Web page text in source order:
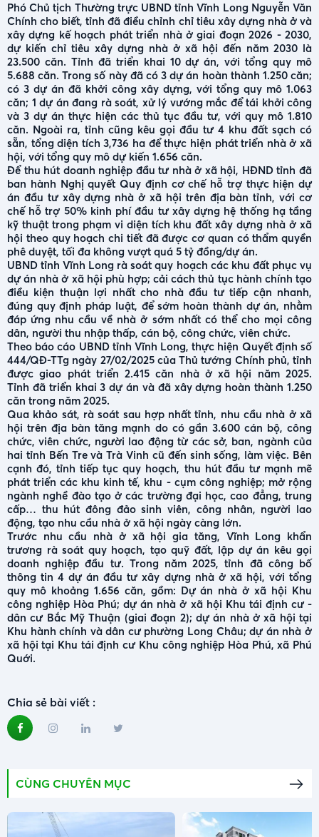
Phó Chủ tịch Thường trực UBND tỉnh Vĩnh Long Nguyễn Văn
Chính cho biết, tỉnh đã điều chỉnh chỉ tiêu xây dựng nhà ở và
xây dựng kế hoạch phát triển nhà ở giai đoạn 2026 - 2030,
dự kiến chỉ tiêu xây dựng nhà ở xã hội đến năm 2030 là
23.500 căn. Tỉnh đã triển khai 10 dự án, với tổng quy mô
5.688 căn. Trong số này đã có 3 dự án hoàn thành 1.250 căn;
có 3 dự án đã khởi công xây dựng, với tổng quy mô 1.063
căn; 1 dự án đang rà soát, xử lý vướng mắc để tái khởi công
và 3 dự án thực hiện các thủ tục đầu tư, với quy mô 1.810
căn. Ngoài ra, tỉnh cũng kêu gọi đầu tư 4 khu đất sạch có
sẵn, tổng diện tích 3,736 ha để thực hiện phát triển nhà ở xã
hội, với tổng quy mô dự kiến 1.656 căn.
Để thu hút doanh nghiệp đầu tư nhà ở xã hội, HĐND tỉnh đã
ban hành Nghị quyết Quy định cơ chế hỗ trợ thực hiện dự
án đầu tư xây dựng nhà ở xã hội trên địa bàn tỉnh, với cơ
chế hỗ trợ 50% kinh phí đầu tư xây dựng hệ thống hạ tầng
kỹ thuật trong phạm vi diện tích khu đất xây dựng nhà ở xã
hội theo quy hoạch chi tiết đã được cơ quan có thẩm quyền
phê duyệt, tối đa không vượt quá 5 tỷ đồng/dự án.
UBND tỉnh Vĩnh Long rà soát quy hoạch các khu đất phục vụ
dự án nhà ở xã hội phù hợp; cải cách thủ tục hành chính tạo
điều kiện thuận lợi nhất cho nhà đầu tư tiếp cận nhanh,
đúng quy định pháp luật, để sớm hoàn thành dự án, nhằm
đáp ứng nhu cầu về nhà ở sớm nhất có thể cho mọi công
dân, người thu nhập thấp, cán bộ, công chức, viên chức.
Theo báo cáo UBND tỉnh Vĩnh Long, thực hiện Quyết định số
444/QĐ-TTg ngày 27/02/2025 của Thủ tướng Chính phủ, tỉnh
được giao phát triển 2.415 căn nhà ở xã hội năm 2025.
Tỉnh đã triển khai 3 dự án và đã xây dựng hoàn thành 1.250
căn trong năm 2025.
Qua khảo sát, rà soát sau hợp nhất tỉnh, nhu cầu nhà ở xã
hội trên địa bàn tăng mạnh do có gần 3.600 cán bộ, công
chức, viên chức, người lao động từ các sở, ban, ngành của
hai tỉnh Bến Tre và Trà Vinh cũ đến sinh sống, làm việc. Bên
cạnh đó, tỉnh tiếp tục quy hoạch, thu hút đầu tư mạnh mẽ
phát triển các khu kinh tế, khu - cụm công nghiệp; mở rộng
ngành nghề đào tạo ở các trường đại học, cao đẳng, trung
cấp… thu hút đông đảo sinh viên, công nhân, người lao
động, tạo nhu cầu nhà ở xã hội ngày càng lớn.
Trước nhu cầu nhà ở xã hội gia tăng, Vĩnh Long khẩn
trương rà soát quy hoạch, tạo quỹ đất, lập dự án kêu gọi
doanh nghiệp đầu tư. Trong năm 2025, tỉnh đã công bố
thông tin 4 dự án đầu tư xây dựng nhà ở xã hội, với tổng
quy mô khoảng 1.656 căn, gồm: Dự án nhà ở xã hội Khu
công nghiệp Hòa Phú; dự án nhà ở xã hội Khu tái định cư -
dân cư Bắc Mỹ Thuận (giai đoạn 2); dự án nhà ở xã hội tại
Khu hành chính và dân cư phường Long Châu; dự án nhà ở
xã hội tại Khu tái định cư Khu công nghiệp Hòa Phú, xã Phú
Quới.
Chia sẻ bài viết :
CÙNG CHUYÊN MỤC